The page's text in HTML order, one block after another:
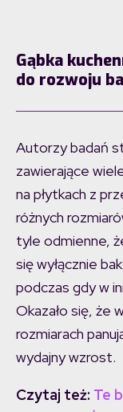
Gąbka
do rozwoju
Autorzy badań
zawierające
na płytkach z
różnych
tyle odmienne,
się wyłącznie
podczas gdy w
Okazało się, że
rozmiarach
wydajny wzrost.
Czytaj też: Te